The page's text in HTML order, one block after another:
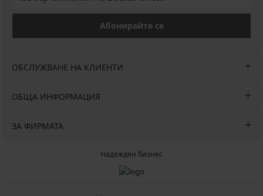
Абонирайте се
ОБСЛУЖВАНЕ НА КЛИЕНТИ
ОБЩА ИНФОРМАЦИЯ
ЗА ФИРМАТА
Надежден бизнес